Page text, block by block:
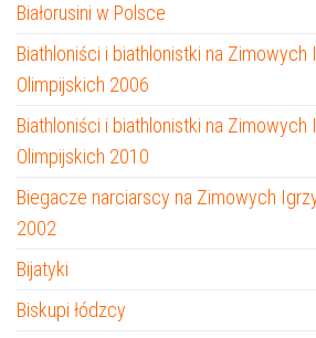
Białorusini w Polsce
Biathloniści i biathlonistki na Zimowych
Olimpijskich 2006
Biathloniści i biathlonistki na Zimowych
Olimpijskich 2010
Biegacze narciarscy na Zimowych
2002
Bijatyki
Biskupi łódzcy